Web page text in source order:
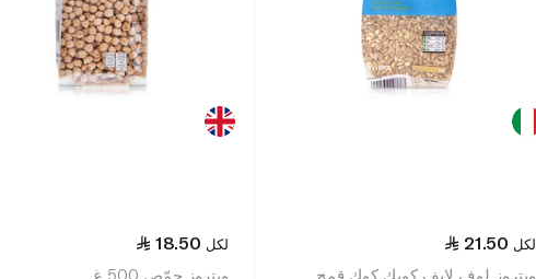
21.50 لكل
ويتروز لوف لايف كويك كوك قمح
18.50 لكل
ويتروز حمّص 500 غ